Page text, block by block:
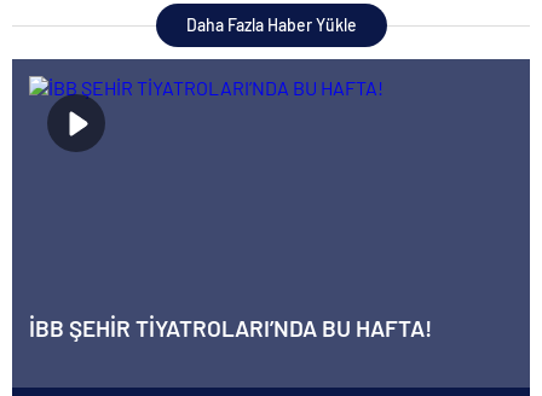
de Böyleyiz, Sen de Böylesin’
Diyeceği Bir Hikâye”
Daha Fazla Haber Yükle
İBB ŞEHİR TİYATROLARI’NDA BU HAFTA!